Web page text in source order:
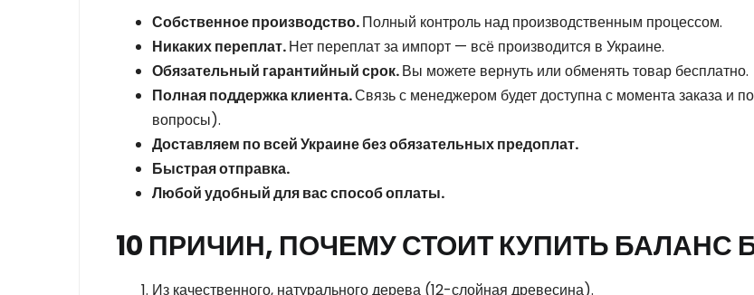
Собственное производство.Полный контроль над производственным процессом.
Никаких переплат.Нет переплат за импорт — всё производится в Украине.
Обязательный гарантийный срок.Вы можете вернуть или обменять товар бесплатно.
Полная поддержка клиента.Связь с менеджером будет доступна с момента заказа и
вопросы).
Доставляем по всей Украине без обязательных предоплат.
Быстрая отправка.
Любой удобный для вас способ оплаты.
10 ПРИЧИН, ПОЧЕМУ СТОИТ КУПИТЬ БАЛАНС
Из качественного, натурального дерева (12-слойная древесина).